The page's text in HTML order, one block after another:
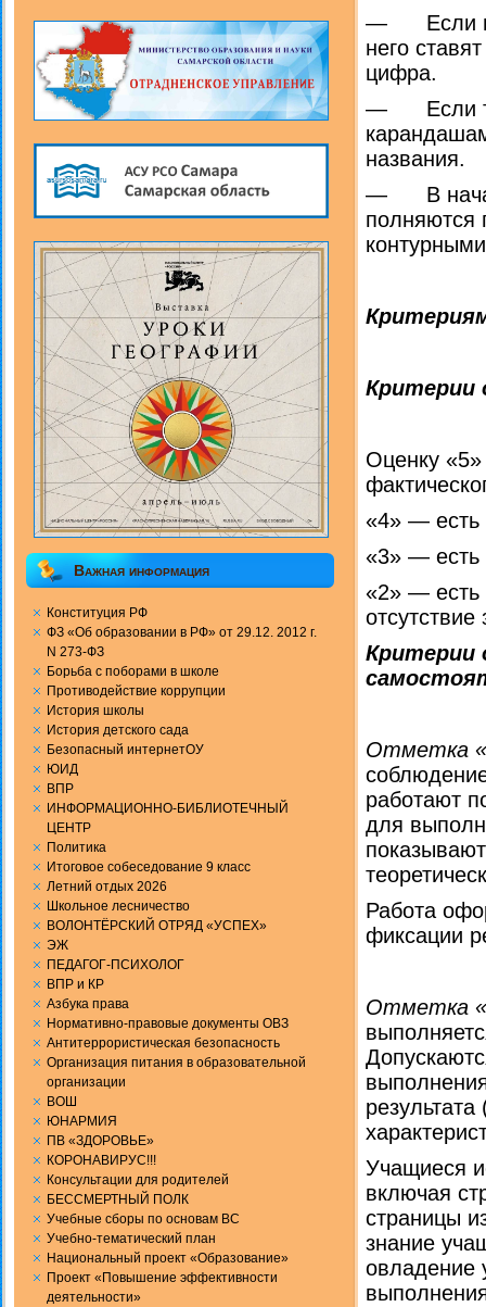
Важная информация
Конституция РФ
ФЗ «Об образовании в РФ» от 29.12. 2012 г.
N 273-ФЗ
Борьба с поборами в школе
Противодействие коррупции
История школы
История детского сада
Безопасный интернетОУ
ЮИД
ВПР
ИНФОРМАЦИОННО-БИБЛИОТЕЧНЫЙ
ЦЕНТР
Политика
Итоговое собеседование 9 класс
Летний отдых 2026
Школьное лесничество
ВОЛОНТЁРСКИЙ ОТРЯД «УСПЕХ»
ЭЖ
ПЕДАГОГ-ПСИХОЛОГ
ВПР и КР
Aзбука права
Нормативно-правовые документы ОВЗ
Антитеррористическая безопасность
Организация питания в образовательной
организации
ВОШ
ЮНАРМИЯ
ПВ «ЗДОРОВЬЕ»
КОРОНАВИРУС!!!
Консультации для родителей
БЕССМЕРТНЫЙ ПОЛК
Учебные сборы по основам ВС
Учебно-тематический план
Национальный проект «Образование»
Проект «Повышение эффективности
деятельности»
— Если
него
цифра.
— Если
названия.
— В
полняются
Критерии
Оценку «5»
«4» — есть
«3» — есть
«2» — есть
Критерии
Отметка
работают
для
Работа
фиксации
Отметка
Учащиеся
включая
стра­ницы
знание
овладение